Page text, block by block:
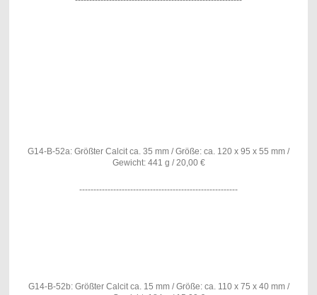
G14-B-52a: Größter Calcit ca. 35 mm / Größe: ca. 120 x 95 x 55 mm /
Gewicht: 441 g / 20,00 €
--------------------------------------------------------
G14-B-52b: Größter Calcit ca. 15 mm / Größe: ca. 110 x 75 x 40 mm /